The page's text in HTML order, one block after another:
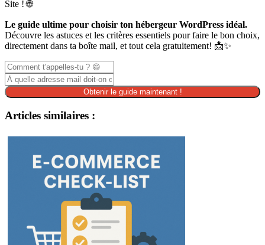
Site ! 🌐
Le guide ultime pour choisir ton hébergeur WordPress idéal.
Découvre les astuces et les critères essentiels pour faire le bon choix,
directement dans ta boîte mail, et tout cela gratuitement! 📩✨
Obtenir le guide maintenant !
Articles similaires :